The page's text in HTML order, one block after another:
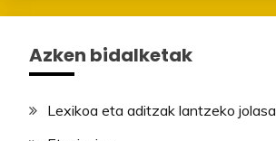
Azken bidalketak
Lexikoa eta aditzak lantzeko jolasa